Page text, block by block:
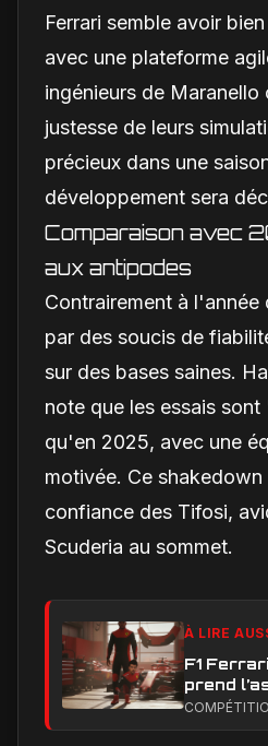
Ferrari semble avoir
avec une plateforme
ingénieurs de
justesse de leurs
précieux dans une
développement sera
Comparaison avec
aux antipodes
Contrairement à l'année
par des soucis de
sur des bases saines.
note que les essais sont
qu'en 2025, avec une
motivée. Ce
confiance des Tifosi,
Scuderia au sommet.
À LIRE
F1
prend
Leclerc